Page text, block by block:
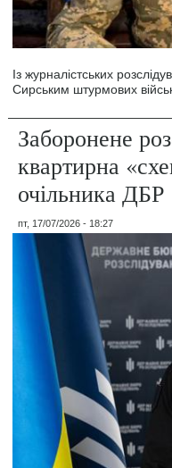
Із журналістських
Сирським штурмових
Заборонене
квартирна
очільника ДБР
пт, 17/07/2026 - 18:27